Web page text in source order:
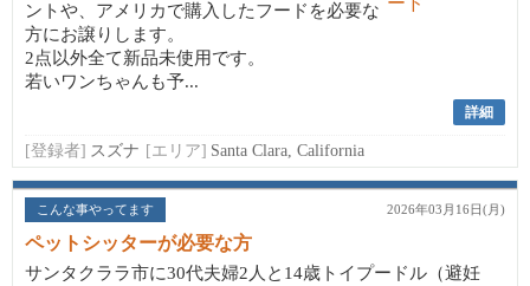
ントや、アメリカで購入したフードを必要な
方にお譲りします。
2点以外全て新品未使用です。
若いワンちゃんも予...
詳細
[登録者] スズナ [エリア] Santa Clara, California
こんな事やってます 2026年03月16日(月)
ペットシッターが必要な方
サンタクララ市に30代夫婦2人と14歳トイプードル（避妊